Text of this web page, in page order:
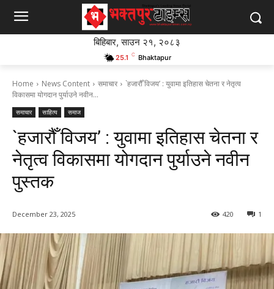
बिहिबार, साउन २१, २०८३
25.1 C Bhaktapur
Home News Content समाचार
`हजारौँ विजय’ : युवामा इतिहास चेतना र नेतृत्व
विकासमा योगदान पुर्याउने नवीन...
समाचार साहित्य समाज
`हजारौँ विजय’ : युवामा इतिहास चेतना र
नेतृत्व विकासमा योगदान पुर्याउने नवीन
पुस्तक
December 23, 2025 1
420